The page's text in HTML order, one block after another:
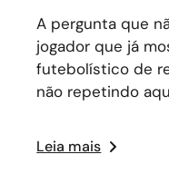
A pergunta que
jogador que já
futebolístico de
não repetindo
Leia mais